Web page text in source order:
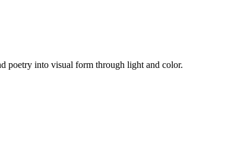
poetry into visual form through light and color.